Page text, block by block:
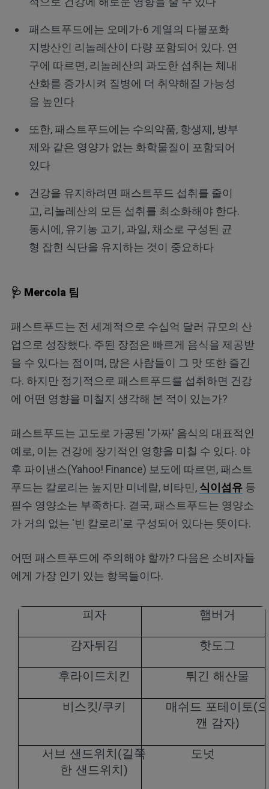
패스트푸드에는 오메가-6 계열의 다불포화
지방산인 리놀레산이 다량 포함되어 있다. 연
구에 따르면, 리놀레산의 과도한 섭취는 체내
산화를 증가시켜 질병에 더 취약해질 가능성
을 높인다
또한, 패스트푸드에는 수의약품, 항생제, 방부
제와 같은 영양가 없는 화학물질이 포함되어
있다
건강을 유지하려면 패스트푸드 섭취를 줄이
고, 리놀레산의 모든 섭취를 최소화해야 한다.
동시에, 유기농 고기, 과일, 채소로 구성된 균
형 잡힌 식단을 유지하는 것이 중요하다
🩺 Mercola 팀
패스트푸드는 전 세계적으로 수십억 달러 규모의 산
업으로 성장했다. 주된 장점은 빠르게 음식을 제공받
을 수 있다는 점이며, 많은 사람들이 그 맛 또한 즐긴
다. 하지만 정기적으로 패스트푸드를 섭취하면 건강
에 어떤 영향을 미칠지 생각해 본 적이 있는가?
패스트푸드는 고도로 가공된 '가짜' 음식의 대표적인
예로, 이는 건강에 장기적인 영향을 미칠 수 있다. 야
후 파이낸스(Yahoo! Finance) 보도에 따르면, 패스트
푸드는 칼로리는 높지만 미네랄, 비타민, 식이섬유 등
필수 영양소는 부족하다. 결국, 패스트푸드는 영양소
가 거의 없는 '빈 칼로리'로 구성되어 있다는 뜻이다.
어떤 패스트푸드에 주의해야 할까? 다음은 소비자들
에게 가장 인기 있는 항목들이다.
피자 햄버거
감자튀김 핫도그
후라이드치킨 튀긴 해산물
비스킷/쿠키 매쉬드 포테이토(으
깬 감자)
서브 샌드위치(길쭉
한 샌드위치)
도넛